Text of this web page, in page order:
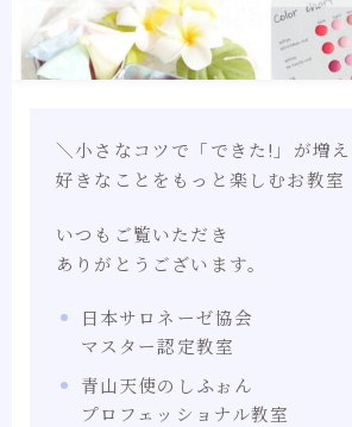
＼小さなコツで「できた!」が増
好きなことをもっと楽しむお教室
いつもご覧いただき
ありがとうございます。
日本サロネーゼ協会
マスター認定教室
青山天使のしふぉん
プロフェッショナル教室